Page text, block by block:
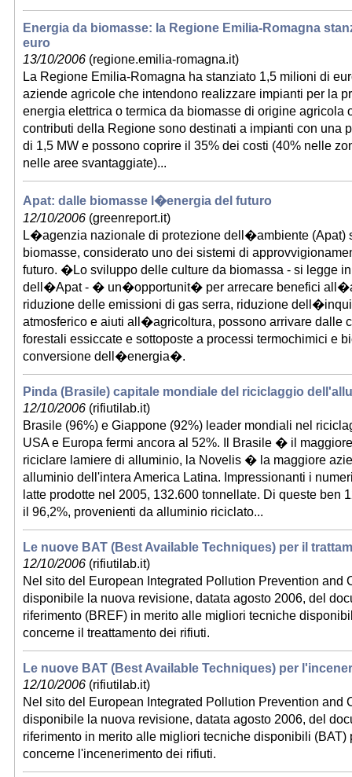
Energia da biomasse: la Regione Emilia-Romagna
euro
13/10/2006 (regione.emilia-romagna.it)
La Regione Emilia-Romagna ha stanziato 1,5 milioni di
aziende agricole che intendono realizzare impianti per la
energia elettrica o termica da biomasse di origine agricola
contributi della Regione sono destinati a impianti con una
di 1,5 MW e possono coprire il 35% dei costi (40% nelle
nelle aree svantaggiate)...
Apat: dalle biomasse l�energia del futuro
12/10/2006 (greenreport.it)
L�agenzia nazionale di protezione dell�ambiente (Apat)
biomasse, considerato uno dei sistemi di
futuro. �Lo sviluppo delle culture da biomassa - si legge
dell�Apat - � un�opportunit� per arrecare benefici
riduzione delle emissioni di gas serra, riduzione
atmosferico e aiuti all�agricoltura, possono arrivare dalle
forestali essiccate e sottoposte a processi termochimici e
conversione dell�energia�.
Pinda (Brasile) capitale mondiale del riciclaggio
12/10/2006 (rifiutilab.it)
Brasile (96%) e Giappone (92%) leader mondiali nel
USA e Europa fermi ancora al 52%. Il Brasile � il
riciclare lamiere di alluminio, la Novelis � la maggiore
alluminio dell'intera America Latina. Impressionanti i
latte prodotte nel 2005, 132.600 tonnellate. Di queste ben
il 96,2%, provenienti da alluminio riciclato...
Le nuove BAT (Best Available Techniques) per il
12/10/2006 (rifiutilab.it)
Nel sito del European Integrated Pollution Prevention and
disponibile la nuova revisione, datata agosto 2006, del
riferimento (BREF) in merito alle migliori tecniche
concerne il treattamento dei rifiuti.
Le nuove BAT (Best Available Techniques) per
12/10/2006 (rifiutilab.it)
Nel sito del European Integrated Pollution Prevention and
disponibile la nuova revisione, datata agosto 2006, del
riferimento in merito alle migliori tecniche disponibili (BAT)
concerne l'incenerimento dei rifiuti.